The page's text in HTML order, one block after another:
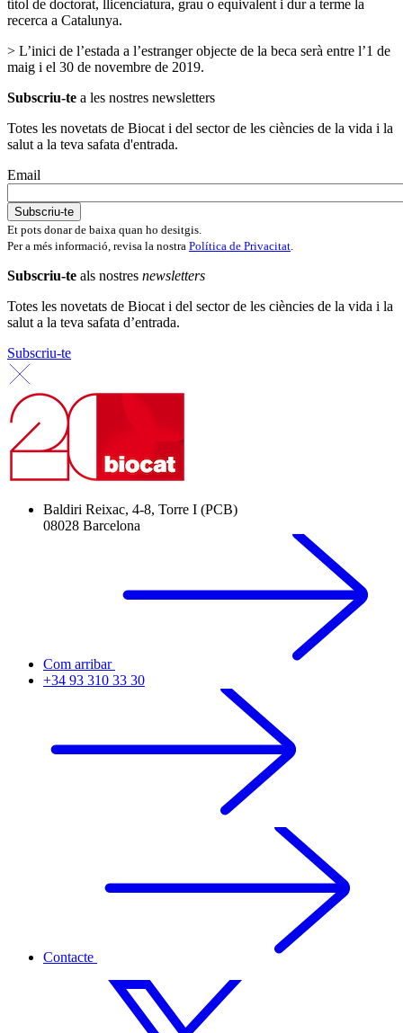
títol de doctorat, llicenciatura, grau o equivalent i dur a terme la
recerca a Catalunya.
> L’inici de l’estada a l’estranger objecte de la beca serà entre l’1 de
maig i el 30 de novembre de 2019.
Subscriu-te a les nostres newsletters
Totes les novetats de Biocat i del sector de les ciències de la vida i la
salut a la teva safata d'entrada.
Email
Et pots donar de baixa quan ho desitgis.
Per a més informació, revisa la nostra Política de Privacitat
Subscriu-te als nostres newsletters
Totes les novetats de Biocat i del sector de les ciències de la vida i la
salut a la teva safata d’entrada.
Subscriu-te
Baldiri Reixac, 4-8, Torre I (PCB)
08028 Barcelona
Com arribar
+34 93 310 33 30
Contacte